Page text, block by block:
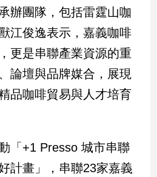
辦團隊，包括雷霆山咖
江俊逸表示，嘉義咖啡
更是串聯產業資源的重
論壇與品牌媒合，展現
品咖啡貿易與人才培育
「+1 Presso 城市串聯
計畫」，串聯23家嘉義